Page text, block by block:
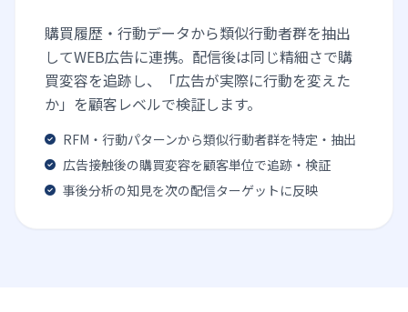
購買履歴・行動データから類似行動者群を抽出
してWEB広告に連携。配信後は同じ精細さで購
買変容を追跡し、「広告が実際に行動を変えた
か」を顧客レベルで検証します。
RFM・行動パターンから類似行動者群を特定・抽出
広告接触後の購買変容を顧客単位で追跡・検証
事後分析の知見を次の配信ターゲットに反映